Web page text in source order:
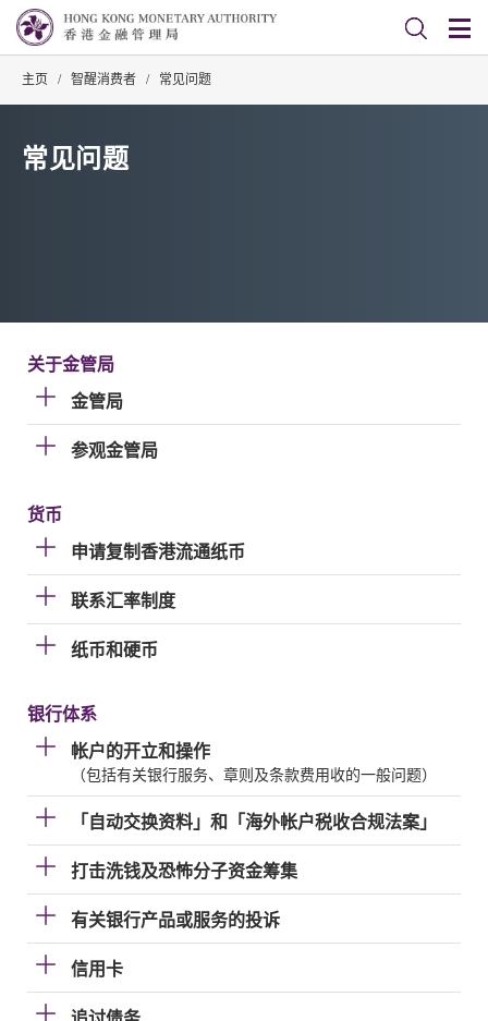
主页 / 智醒消费者 / 常见问题
常见问题
关于金管局
金管局
参观金管局
货币
申请复制香港流通纸币
联系汇率制度
纸币和硬币
银行体系
帐户的开立和操作
（包括有关银行服务、章则及条款费用收的一般问题）
「自动交换资料」和「海外帐户税收合规法案」
打击洗钱及恐怖分子资金筹集
有关银行产品或服务的投诉
信用卡